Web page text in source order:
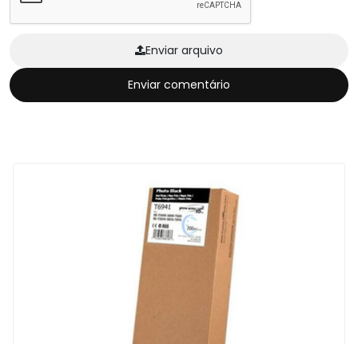
Enviar arquivo
Enviar comentário